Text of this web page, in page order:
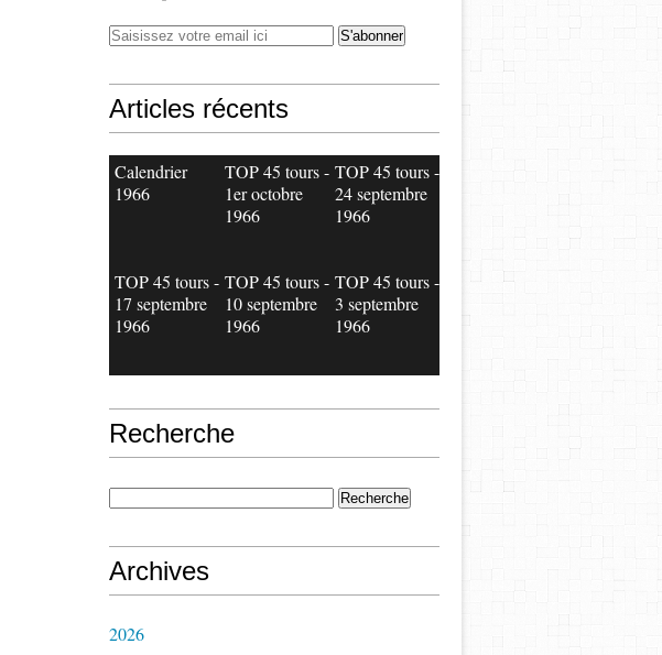
Articles récents
Calendrier
1966
TOP 45 tours -
1er octobre
1966
TOP 45 tours -
24 septembre
1966
TOP 45 tours -
17 septembre
1966
TOP 45 tours -
10 septembre
1966
TOP 45 tours -
3 septembre
1966
Recherche
Archives
2026